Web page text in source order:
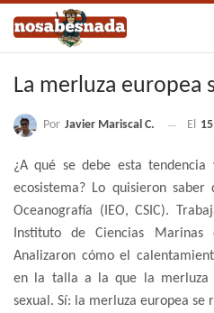
La merluza europea
Por Javier Mariscal C. El
¿A qué se debe esta
ecosistema? Lo quisieron
Oceanografía (IEO, CSIC).
Instituto de Ciencias Marinas
Analizaron cómo el
en la talla a la que la merluza
sexual. Sí: la merluza europea se